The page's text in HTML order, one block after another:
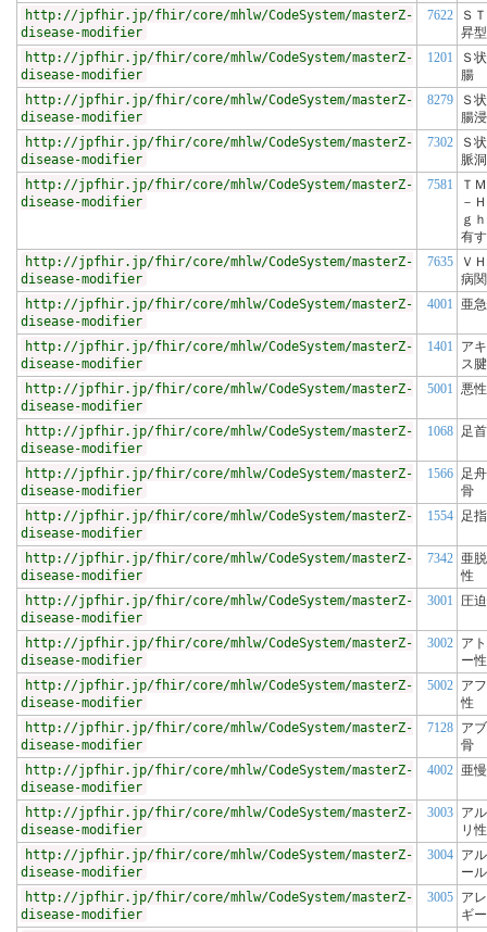
http://jpfhir.jp/fhir/core/mhlw/CodeSystem/masterZ-
disease-modifier
7622
Ｓ
昇型
http://jpfhir.jp/fhir/core/mhlw/CodeSystem/masterZ-
disease-modifier
1201
Ｓ
腸
http://jpfhir.jp/fhir/core/mhlw/CodeSystem/masterZ-
disease-modifier
8279
Ｓ
腸
http://jpfhir.jp/fhir/core/mhlw/CodeSystem/masterZ-
disease-modifier
7302
Ｓ
脈
http://jpfhir.jp/fhir/core/mhlw/CodeSystem/masterZ-
disease-modifier
7581
Ｔ
－
ｇ
有
http://jpfhir.jp/fhir/core/mhlw/CodeSystem/masterZ-
disease-modifier
7635
Ｖ
病
http://jpfhir.jp/fhir/core/mhlw/CodeSystem/masterZ-
disease-modifier
4001 亜
http://jpfhir.jp/fhir/core/mhlw/CodeSystem/masterZ-
disease-modifier
1401
ア
ス腱
http://jpfhir.jp/fhir/core/mhlw/CodeSystem/masterZ-
disease-modifier
5001 悪性
http://jpfhir.jp/fhir/core/mhlw/CodeSystem/masterZ-
disease-modifier
1068 足首
http://jpfhir.jp/fhir/core/mhlw/CodeSystem/masterZ-
disease-modifier
1566 足
骨
http://jpfhir.jp/fhir/core/mhlw/CodeSystem/masterZ-
disease-modifier
1554 足指
http://jpfhir.jp/fhir/core/mhlw/CodeSystem/masterZ-
disease-modifier
7342 亜
性
http://jpfhir.jp/fhir/core/mhlw/CodeSystem/masterZ-
disease-modifier
3001 圧
http://jpfhir.jp/fhir/core/mhlw/CodeSystem/masterZ-
disease-modifier
3002 ア
ー性
http://jpfhir.jp/fhir/core/mhlw/CodeSystem/masterZ-
disease-modifier
5002 ア
性
http://jpfhir.jp/fhir/core/mhlw/CodeSystem/masterZ-
disease-modifier
7128 ア
骨
http://jpfhir.jp/fhir/core/mhlw/CodeSystem/masterZ-
disease-modifier
4002 亜
http://jpfhir.jp/fhir/core/mhlw/CodeSystem/masterZ-
disease-modifier
3003 ア
リ性
http://jpfhir.jp/fhir/core/mhlw/CodeSystem/masterZ-
disease-modifier
3004 ア
ー
http://jpfhir.jp/fhir/core/mhlw/CodeSystem/masterZ-
disease-modifier
3005 ア
ギ